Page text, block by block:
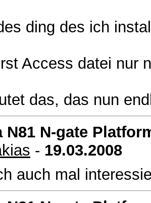
ding des ich
Access datei nur
das, das nun
N81 N-gate
- 19.03.2008
auch mal